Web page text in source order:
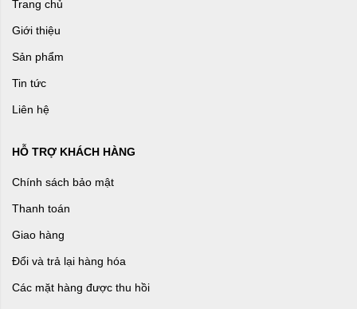
Trang chủ
Giới thiệu
Sản phẩm
Tin tức
Liên hệ
HỖ TRỢ KHÁCH HÀNG
Chính sách bảo mật
Thanh toán
Giao hàng
Đổi và trả lại hàng hóa
Các mặt hàng được thu hồi